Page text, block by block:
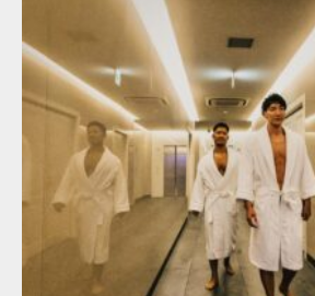
Update: 2023.02.11
Category:タオルとマッチョ オレンジの人
TOSHI(大胸筋)
腹筋 宗像 (
ダウンロード